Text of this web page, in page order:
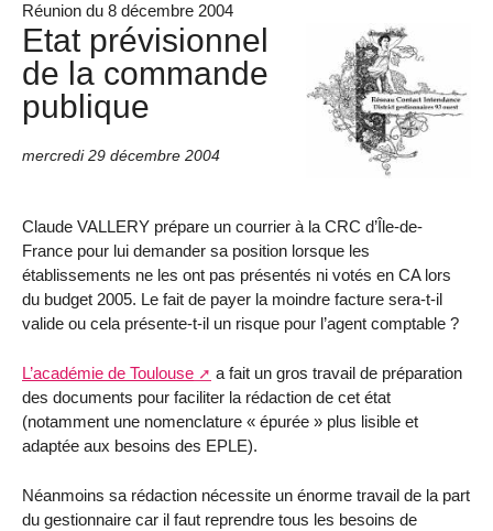
Réunion du 8 décembre 2004
Etat prévisionnel
de la commande
publique
mercredi 29 décembre 2004
Claude VALLERY prépare un courrier à la CRC d’Île-de-
France pour lui demander sa position lorsque les
établissements ne les ont pas présentés ni votés en CA lors
du budget 2005. Le fait de payer la moindre facture sera-t-il
valide ou cela présente-t-il un risque pour l’agent comptable ?
L’académie de Toulouse
a fait un gros travail de préparation
des documents pour faciliter la rédaction de cet état
(notamment une nomenclature « épurée » plus lisible et
adaptée aux besoins des EPLE).
Néanmoins sa rédaction nécessite un énorme travail de la part
du gestionnaire car il faut reprendre tous les besoins de